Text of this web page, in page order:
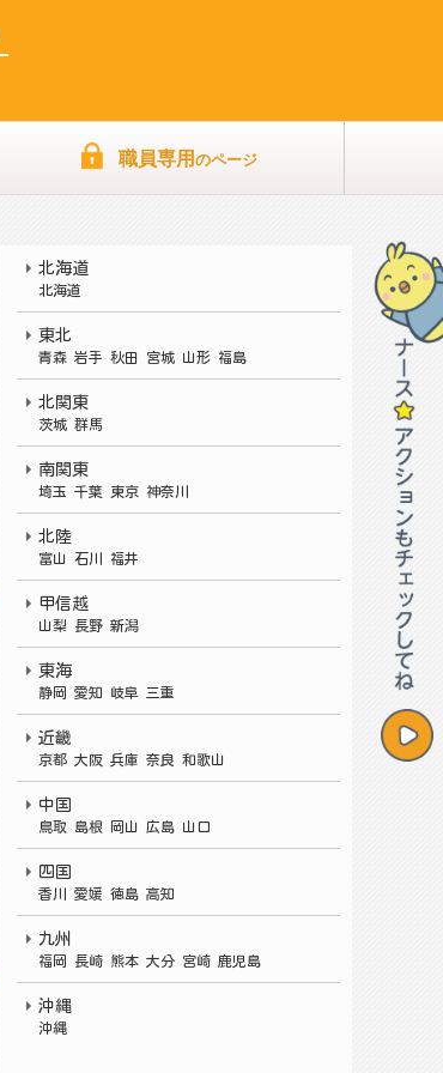
職員専用のページ
北海道
北海道
東北
青森 岩手 秋田 宮城 山形 福島
北関東
茨城 群馬
南関東
埼玉 千葉 東京 神奈川
北陸
富山 石川 福井
甲信越
山梨 長野 新潟
東海
静岡 愛知 岐阜 三重
近畿
京都 大阪 兵庫 奈良 和歌山
中国
鳥取 島根 岡山 広島 山口
四国
香川 愛媛 徳島 高知
九州
福岡 長崎 熊本 大分 宮崎 鹿児島
沖縄
沖縄